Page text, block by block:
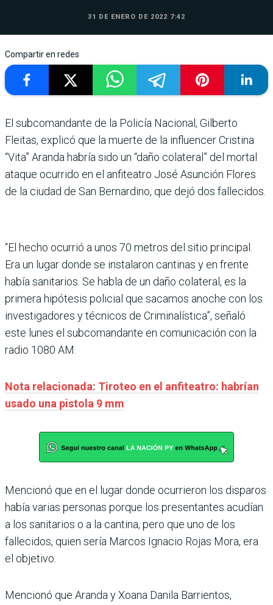
31 DE ENERO DE 2022 7:42
Compartir en redes
El subcomandante de la Policía Nacional, Gilberto
Fleitas, explicó que la muerte de la influencer Cristina
“Vita” Aranda habría sido un “daño colateral” del mortal
ataque ocurrido en el anfiteatro José Asunción Flores
de la ciudad de San Bernardino, que dejó dos fallecidos.
“El hecho ocurrió a unos 70 metros del sitio principal.
Era un lugar donde se instalaron cantinas y en frente
había sanitarios. Se habla de un daño colateral, es la
primera hipótesis policial que sacamos anoche con los
investigadores y técnicos de Criminalística”, señaló
este lunes el subcomandante en comunicación con la
radio 1080 AM.
Nota relacionada: Tiroteo en el anfiteatro: habrían
usado una pistola 9 mm
Mencionó que en el lugar donde ocurrieron los disparos
había varias personas porque los presentantes acudían
a los sanitarios o a la cantina, pero que uno de los
fallecidos, quien sería Marcos Ignacio Rojas Mora, era
el objetivo.
Mencionó que Aranda y Xoana Danila Barrientos,